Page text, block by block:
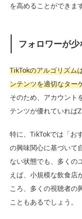
を高めることができます
フォロワーが
TikTokのアルゴリズム
ンテンツを適切なター
そのため、アカウント
テンツが優れていれば
特に、TikTokでは「お
の興味関心に基づいて
ない状態でも、多くの
えば、小規模な飲食店
ころ、多くの視聴者の
こともあるでしょう。